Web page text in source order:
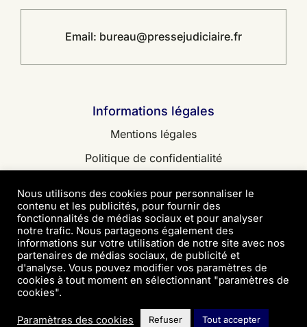
Email: bureau@pressejudiciaire.fr
Informations légales
Mentions légales
Politique de confidentialité
© 2026 • Copyright Presse Judiciaire
Création site WordPress et Audit – Digitalcorner
Nous utilisons des cookies pour personnaliser le
contenu et les publicités, pour fournir des
fonctionnalités de médias sociaux et pour analyser
notre trafic. Nous partageons également des
informations sur votre utilisation de notre site avec nos
partenaires de médias sociaux, de publicité et
d'analyse. Vous pouvez modifier vos paramètres de
cookies à tout moment en sélectionnant "paramètres de
cookies".
Paramètres des cookies Refuser Tout accepter